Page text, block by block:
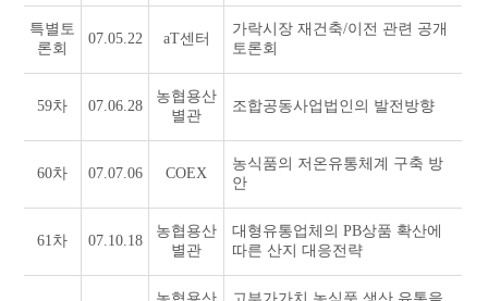
특별토
론회
07.05.22 aT센터
가락시장 재건축/이전 관련 공개
토론회
59차 07.06.28
농협용산
별관
조합공동사업법인의 발전방향
60차 07.07.06 COEX
농식품의 저온유통체계 구축 방
안
61차 07.10.18
농협용산
별관
대형유통업체의 PB상품 확산에
따른 산지 대응전략